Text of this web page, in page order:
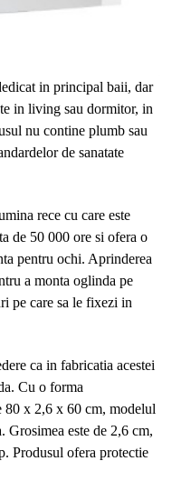
in principal baii, dar
in living sau dormitor, in
nu contine plumb sau
de sanatate
rece cu care este
de 50 000 ore si ofera o
pentru ochi. Aprinderea
a monta oglinda pe
pe care sa le fixezi in
ca in fabricatia acestei
Cu o forma
80 x 2,6 x 60 cm, modelul
Grosimea este de 2,6 cm,
Produsul ofera protectie